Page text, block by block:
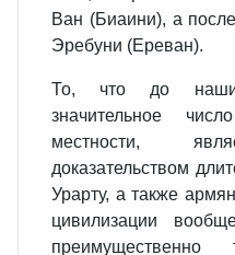
Ван (Биаини), а
Эребуни (Ереван).
То, что до
значительное
местности,
доказательством
Урарту, а также
цивилизации
преимущественно